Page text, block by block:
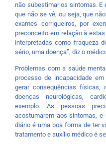
não subestimar os sintomas.
que não se vê, ou seja, que
exames corriqueiros, por
preconceito em relação à
interpretadas como fraqueza
sério, uma doença”, diz o
Problemas com a saúde
processo de incapacidade
gerar consequências físicas,
doenças neurológicas,
exemplo. As pessoas
acostumarem aos sintomas, e
diário é uma boa forma de ter
tratamento e auxílio médico é